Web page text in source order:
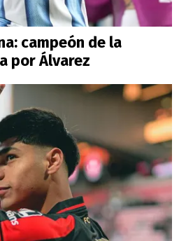
campeón de la
por Álvarez